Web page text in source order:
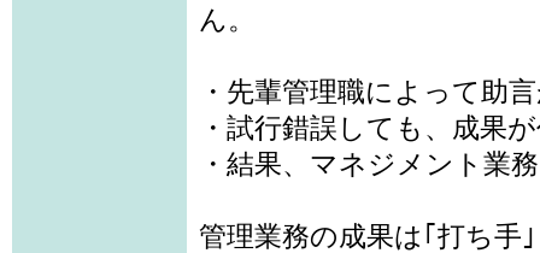
ん。
・先輩管理職によって助
・試行錯誤しても、成果
・結果、マネジメント業
管理業務の成果は｢打ち手